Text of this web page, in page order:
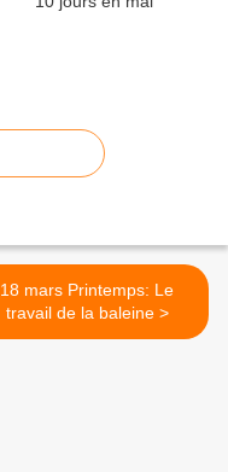
18 mars Printemps: Le
travail de la baleine >